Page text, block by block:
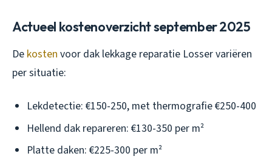
Actueel kostenoverzicht september 2025
De kosten voor dak lekkage reparatie Losser variëren
per situatie:
Lekdetectie: €150-250, met thermografie €250-400
Hellend dak repareren: €130-350 per m²
Platte daken: €225-300 per m²